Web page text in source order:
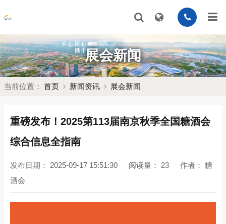
展会新闻
当前位置： 首页 新闻资讯 展会新闻
重磅发布！2025第113届南京秋季全国糖酒会
综合信息全指南
发布日期： 2025-09-17 15:51:30 阅读量： 23 作者： 糖
酒会